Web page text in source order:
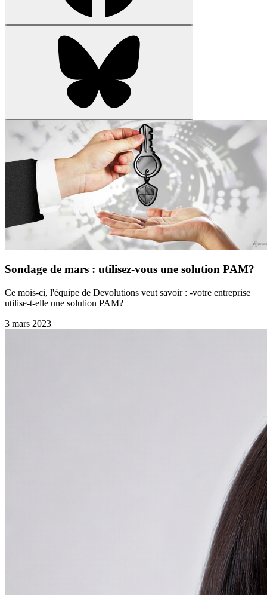
Sondage de mars : utilisez-vous une solution PAM?
Ce mois-ci, l'équipe de Devolutions veut savoir : -votre entreprise
utilise-t-elle une solution PAM?
3 mars 2023